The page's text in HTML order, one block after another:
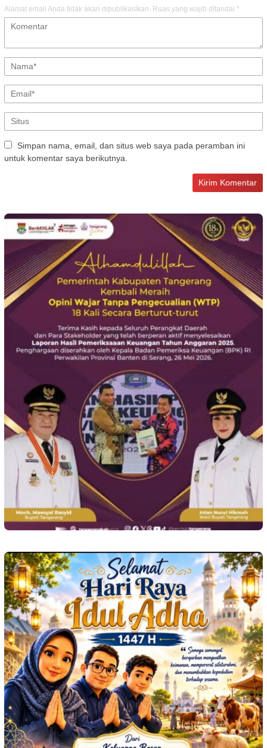
Alamat email Anda tidak akan dipublikasikan. Ruas yang wajib ditandai *
Simpan nama, email, dan situs web saya pada peramban ini
untuk komentar saya berikutnya.